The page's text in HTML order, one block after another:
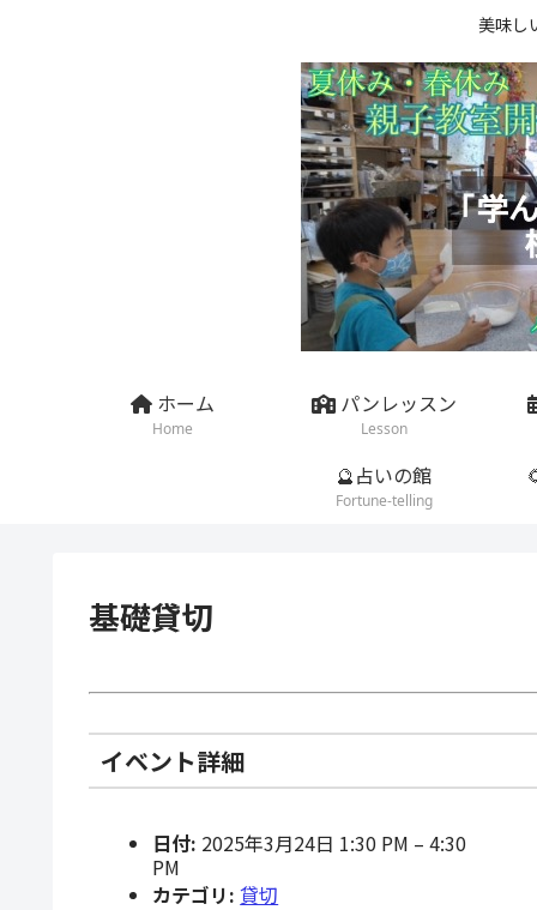
美味し
ホーム
Home
パンレッスン
Lesson
🔮占いの館
Fortune-telling
基礎貸切
イベント詳細
日付: 2025年3月24日 1:30 PM –4:30
PM
カテゴリ: 貸切